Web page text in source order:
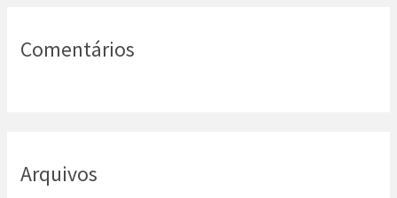
Comentários
Arquivos